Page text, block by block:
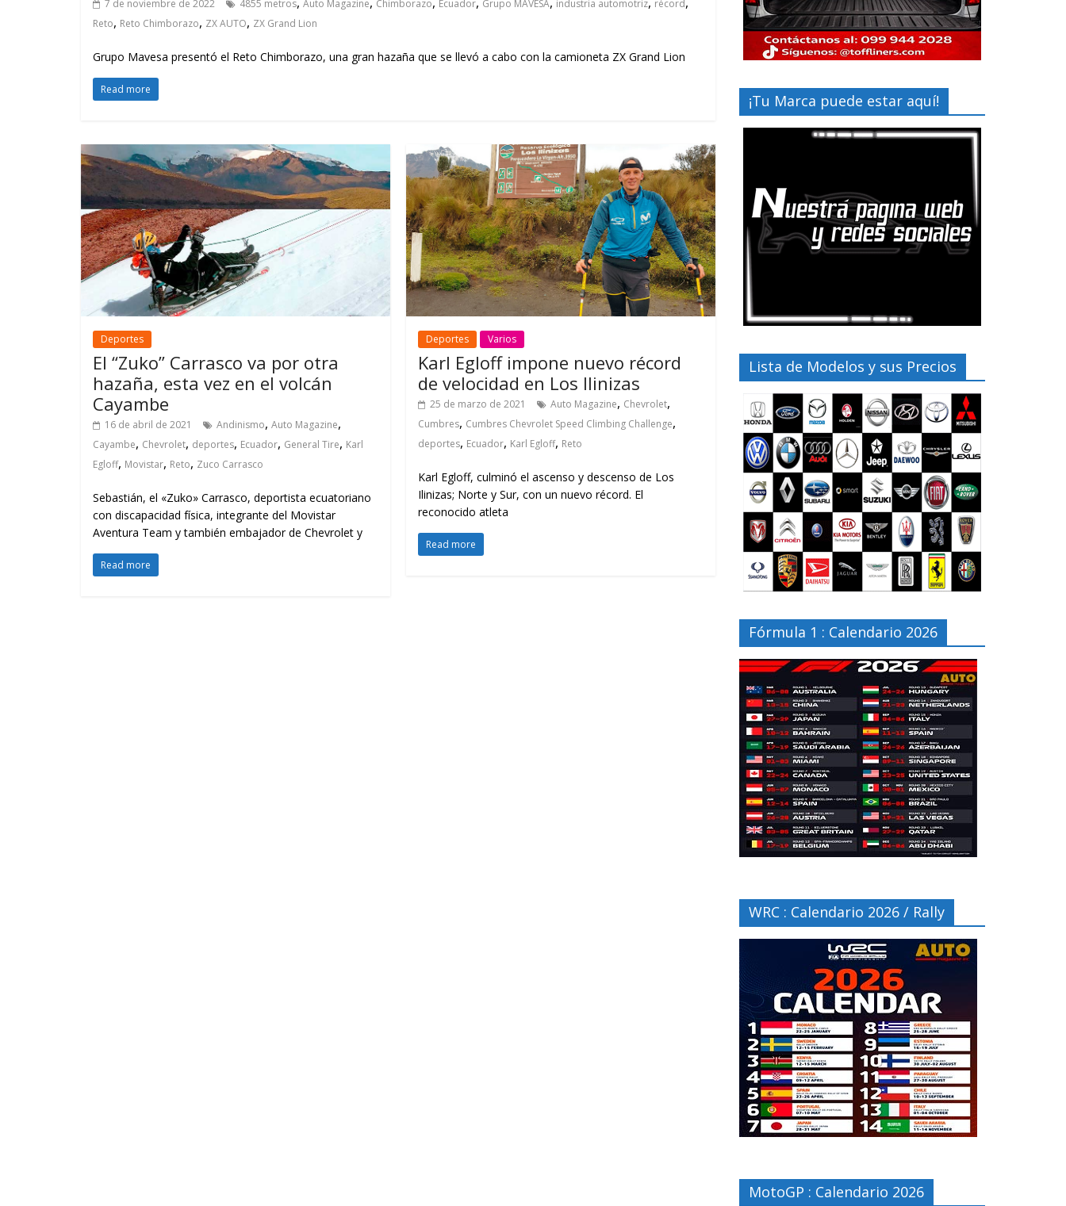
7 de noviembre de 2022 4855 metros Auto Magazine Chimborazo Ecuador Grupo MAVESA industria automotriz récord
Reto, Reto Chimborazo, ZX AUTO, ZX Grand Lion
Grupo Mavesa presentó el Reto Chimborazo, una gran hazaña que se llevó a cabo con la camioneta ZX Grand Lion
Read more
Deportes
El “Zuko” Carrasco va por otra
hazaña, esta vez en el volcán
Cayambe
16 de abril de 2021 Andinismo, Auto Magazine,
Cayambe, Chevrolet, deportes, Ecuador, General Tire, Karl
Egloff, Movistar, Reto, Zuco Carrasco
Sebastián, el «Zuko» Carrasco, deportista ecuatoriano
con discapacidad física, integrante del Movistar
Aventura Team y también embajador de Chevrolet y
Read more
Deportes Varios
Karl Egloff impone nuevo récord
de velocidad en Los Ilinizas
25 de marzo de 2021 Auto Magazine, Chevrolet,
Cumbres, Cumbres Chevrolet Speed Climbing Challenge,
deportes, Ecuador, Karl Egloff, Reto
Karl Egloff, culminó el ascenso y descenso de Los
Ilinizas; Norte y Sur, con un nuevo récord. El
reconocido atleta
Read more
¡Tu Marca puede estar aquí!
Lista de Modelos y sus Precios
Fórmula 1 : Calendario 2026
WRC : Calendario 2026 / Rally
MotoGP : Calendario 2026